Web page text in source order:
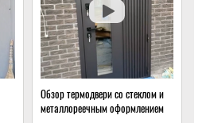
Обзор термодвери со стеклом и
металлореечным оформлением